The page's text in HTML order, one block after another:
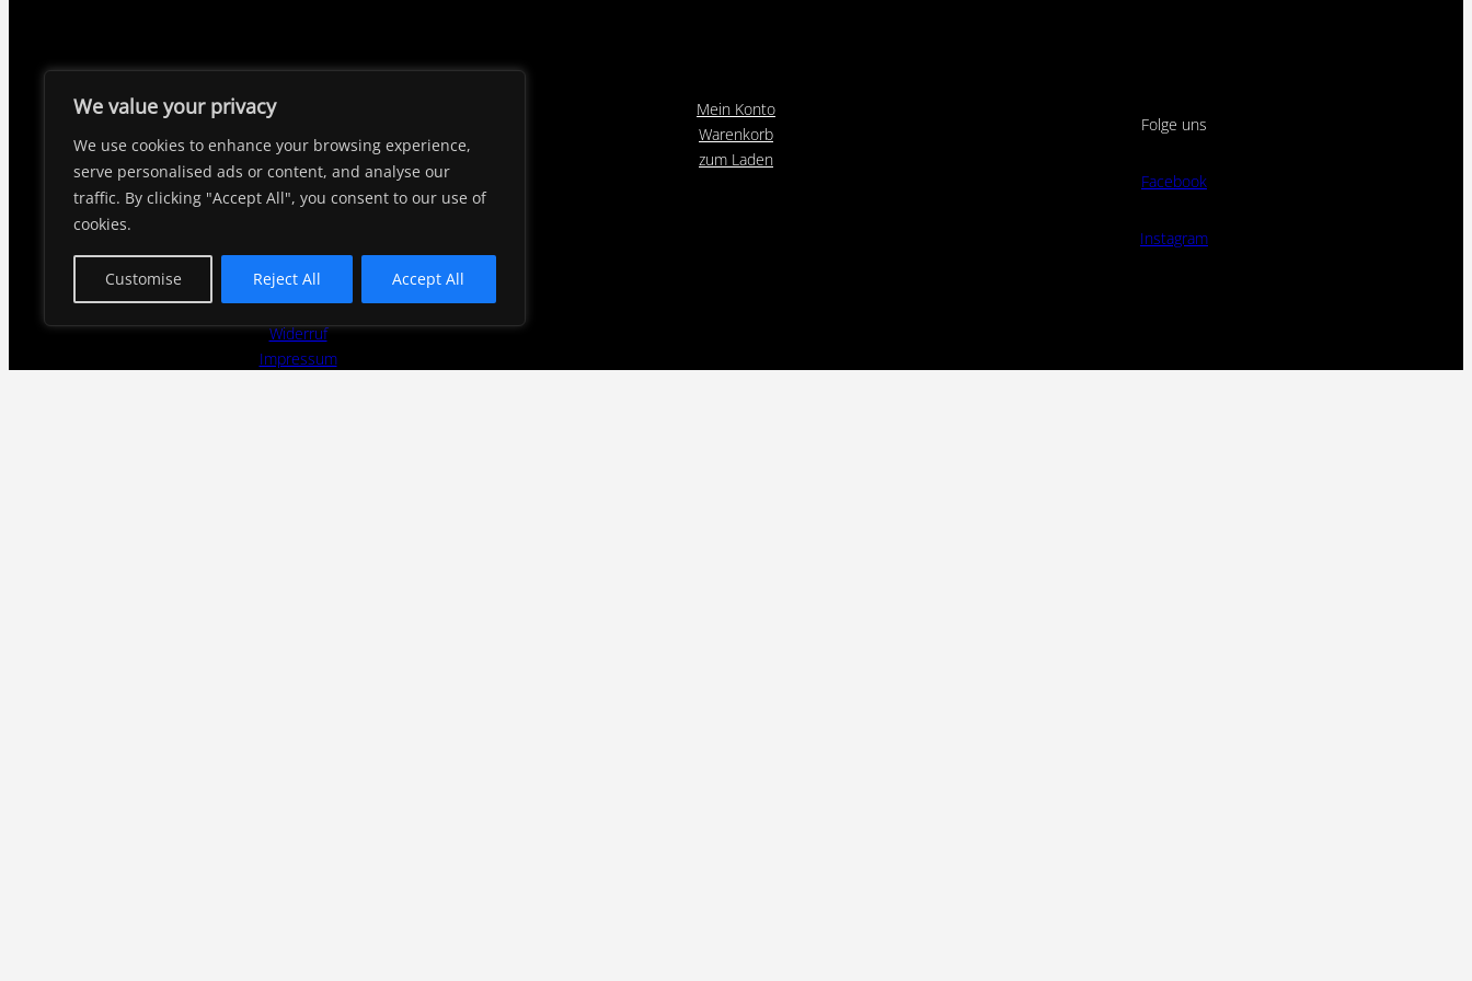
We value your privacy
We use cookies to enhance your browsing experience,
serve personalised ads or content, and analyse our
traffic. By clicking "Accept All", you consent to our use of
cookies.
Customise Reject All Accept All
Amalienstrasse 58A,
86633, Neuburg an der Donau
Deutschland
Datenschutzerklärung
Versand & Lieferung
Zahlungsweisen
Widerruf
Impressum
Mein Konto
Warenkorb
zum Laden
Folge uns
Facebook
Instagram